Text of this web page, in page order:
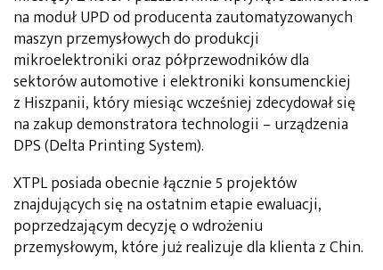
na moduł UPD od producenta zautomatyzowanych
maszyn przemysłowych do produkcji
mikroelektroniki oraz półprzewodników dla
sektorów automotive i elektroniki konsumenckiej
z Hiszpanii, który miesiąc wcześniej zdecydował się
na zakup demonstratora technologii – urządzenia
DPS (Delta Printing System).
XTPL posiada obecnie łącznie 5 projektów
znajdujących się na ostatnim etapie ewaluacji,
poprzedzającym decyzję o wdrożeniu
przemysłowym, które już realizuje dla klienta z Chin.